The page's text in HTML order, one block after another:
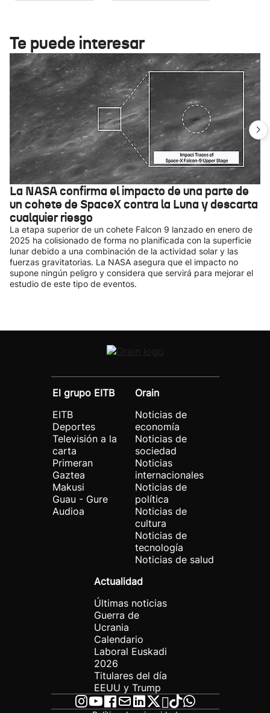
Te puede interesar
La NASA confirma el impacto de una parte de
un cohete de SpaceX contra la Luna y descarta
cualquier riesgo
La etapa superior de un cohete Falcon 9 lanzado en enero de
2025 ha colisionado de forma no planificada con la superficie
lunar debido a una combinación de la actividad solar y las
fuerzas gravitatorias. La NASA asegura que el impacto no
supone ningún peligro y considera que servirá para mejorar el
estudio de este tipo de eventos.
El grupo EITB
EITB
Deportes
Televisión a la
carta
Primeran
Gaztea
Makusi
Guau - Gure
Audioa
Orain
Noticias de
economía
Noticias de
sociedad
Noticias
internacionales
Noticias de
política
Noticias de
cultura
Noticias de
tecnología
Noticias de salud
Actualidad
Últimas noticias
Guerra de
Ucrania
Calendario
Laboral Euskadi
2026
Titulares del día
EEUU y Trump